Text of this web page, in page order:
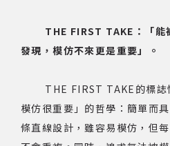
THE FIRST TAKE：「能
發現，模仿不來更是重要」。
THE FIRST TAKE的標誌
模仿很重要」的哲學：簡單而
條直線設計，雖容易模仿，但